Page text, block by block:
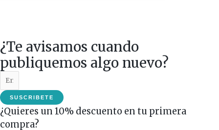
¿Te avisamos cuando
publiquemos algo nuevo?
SUSCRIBETE
¿Quieres un 10% descuento en tu primera
compra?